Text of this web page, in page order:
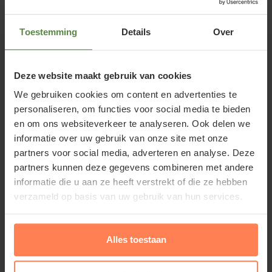
Toestemming Details Over
Deze website maakt gebruik van cookies
We gebruiken cookies om content en advertenties te
personaliseren, om functies voor social media te bieden
en om ons websiteverkeer te analyseren. Ook delen we
informatie over uw gebruik van onze site met onze
partners voor social media, adverteren en analyse. Deze
partners kunnen deze gegevens combineren met andere
informatie die u aan ze heeft verstrekt of die ze hebben
verzameld op basis van uw gebruik van hun services.
Alles toestaan
Perovskia atriplicifolia 'Blue Spire' of
Reuzenlavendel
de Engelse botanicus Bantham hem voor het eerst.
Russische salie of Reuzenlavendel lijkt op lavendel,
heeft opgaande, grijswitte stelen en blad en
paarsblauwe bloemetjes. Zowel de stelen als de
bloemen geven een aromatische geur af; het grijze
blad vormt een mooi contrast met andere groene
planten. De tuinplant is geschikt als solitair; zet hem
dan achter in de border en combineer bijvoorbeeld
met roze, witte, gele en paarsblauw bloeiende, vaste
planten. Perovskia atriplicifolia 'Blue Spire' is zeker